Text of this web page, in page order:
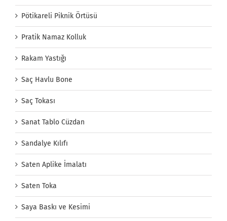
Pötikareli Piknik Örtüsü
Pratik Namaz Kolluk
Rakam Yastığı
Saç Havlu Bone
Saç Tokası
Sanat Tablo Cüzdan
Sandalye Kılıfı
Saten Aplike İmalatı
Saten Toka
Saya Baskı ve Kesimi